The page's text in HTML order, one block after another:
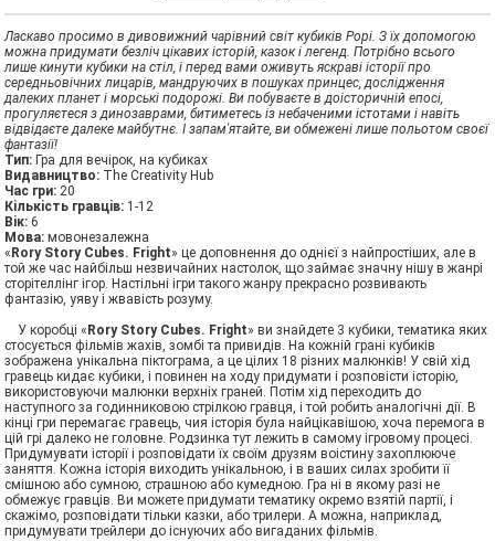
Ласкаво просимо в дивовижний чарівний світ кубиків Рорі. З їх допомогою
можна придумати безліч цікавих історій, казок і легенд. Потрібно всього
лише кинути кубики на стіл, і перед вами оживуть яскраві історії про
середньовічних лицарів, мандруючих в пошуках принцес, дослідження
далеких планет і морські подорожі. Ви побуваєте в доісторичній епосі,
прогуляєтеся з динозаврами, битиметесь із небаченими істотами і навіть
відвідаєте далеке майбутнє. І запам'ятайте, ви обмежені лише польотом своєї
фантазії!
Тип: Гра для вечірок, на кубиках
Видавництво: The Creativity Hub
Час гри: 20
Кiлькiсть гравцiв: 1-12
Вiк: 6
Мова: мовонезалежна
« Rory Story Cubes. Fright» це доповнення до однієї з найпростіших, але в
той же час найбільш незвичайних настолок, що займає значну нішу в жанрі
сторітеллінг ігор. Настільні ігри такого жанру прекрасно розвивають
фантазію, уяву і жвавість розуму.
У коробці « Rory Story Cubes. Fright» ви знайдете 3 кубики, тематика яких
стосується фільмів жахів, зомбі та привидів. На кожній грані кубиків
зображена унікальна піктограма, а це цілих 18 різних малюнків! У свій хід
гравець кидає кубики, і повинен на ходу придумати і розповісти історію,
використовуючи малюнки верхніх граней. Потім хід переходить до
наступного за годинниковою стрілкою гравця, і той робить аналогічні дії. В
кінці гри перемагає гравець, чия історія була найцікавішою, хоча перемога в
цій грі далеко не головне. Родзинка тут лежить в самому ігровому процесі.
Придумувати історії і розповідати їх своїм друзям воістину захоплююче
заняття. Кожна історія виходить унікальною, і в ваших силах зробити її
смішною або сумною, страшною або кумедною. Гра ні в якому разі не
обмежує гравців. Ви можете придумати тематику окремо взятій партії, і
скажімо, розповідати тільки казки, або трилери. А можна, наприклад,
придумувати трейлери до існуючих або вигаданих фільмів.